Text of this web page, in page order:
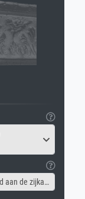
Canvas lijst - Afbeelding gespiegeld aan de zijkant